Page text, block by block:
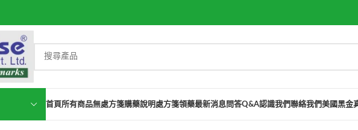
首頁所有商品無處方箋購藥說明 處方箋領藥最新消息 問答Q&A認識我們聯絡我們美國黑金